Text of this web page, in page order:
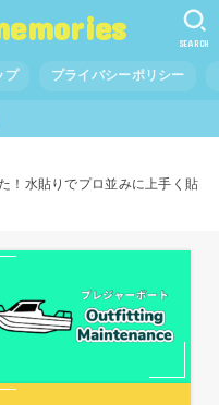
プ プライバシーポリシー
SEARCH
！水貼りでプロ並みに上手く貼